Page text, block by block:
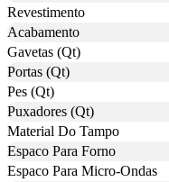
Revestimento
Acabamento
Gavetas (Qt)
Portas (Qt)
Pes (Qt)
Puxadores (Qt)
Material Do Tampo
Espaco Para Forno
Espaco Para Micro-Ondas